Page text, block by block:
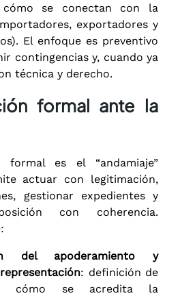
se conectan con la
exportadores y
El enfoque es preventivo
contingencias y, cuando ya
técnica y derecho.
formal ante la
formal es el “andamiaje”
actuar con legitimación,
gestionar expedientes y
con coherencia.
del apoderamiento y
: definición de
cómo se acredita la